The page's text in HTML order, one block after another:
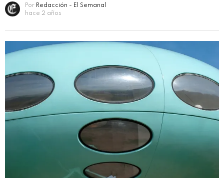
Por Redacción - El Semanal
hace 2 años